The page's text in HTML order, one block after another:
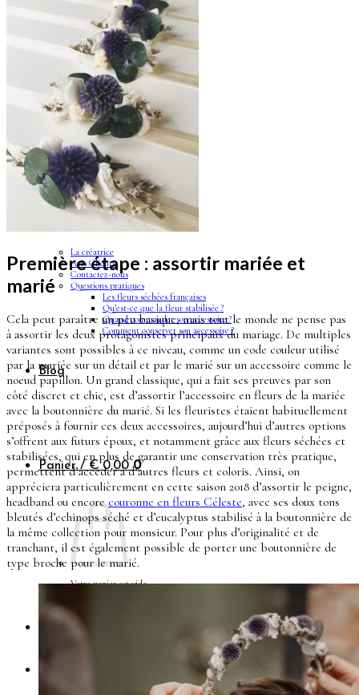
Boutonnières
Boutonnières Classiques
Boutonnières Broches
Déco
Déco de table mariage
Bouquets déco
Couronnes murales
A propos
La créatrice
Avis Clients
Contactez-nous
Questions pratiques
Les fleurs séchées françaises
Qu’est-ce que la fleur stabilisée ?
Quand commander son accessoire ?
Comment conserver son accessoire ?
Blog
Panier / €0,00 0
Votre panier est vide.
Première étape : assortir mariée et
marié
Cela peut paraître un peu basique, mais tout le monde ne pense pas
à assortir les deux protagonistes principaux du mariage. De multiples
variantes sont possibles à ce niveau, comme un code couleur utilisé
par la mariée sur un détail et par le marié sur un accessoire comme le
noeud papillon. Un grand classique, qui a fait ses preuves par son
côté discret et chic, est d’assortir l’accessoire en fleurs de la mariée
avec la boutonnière du marié. Si les fleuristes étaient habituellement
préposés à fournir ces deux accessoires, aujourd’hui d’autres options
s’offrent aux futurs époux, et notamment grâce aux fleurs séchées et
stabilisées, qui en plus de garantir une conservation très pratique,
permettent d’accéder à d’autres fleurs et coloris. Ainsi, on
appréciera particulièrement en cette saison 2018 d’assortir le peigne,
headband ou encorecouronne en fleurs Céleste, avec ses doux tons
bleutés d’echinops séché et d’eucalyptus stabilisé à la boutonnière de
la même collection pour monsieur. Pour plus d’originalité et de
tranchant, il est également possible de porter une boutonnière de
type broche pour le marié.